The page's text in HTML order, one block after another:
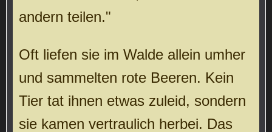
andern teilen."
Oft liefen sie im Walde allein umher
und sammelten rote Beeren. Kein
Tier tat ihnen etwas zuleid, sondern
sie kamen vertraulich herbei. Das